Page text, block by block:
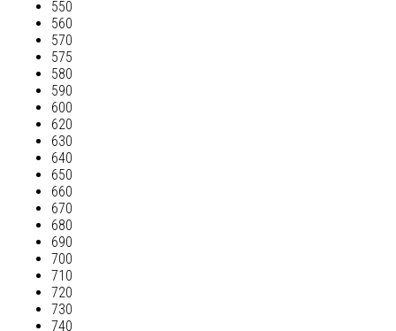
550
560
570
575
580
590
600
620
630
640
650
660
670
680
690
700
710
720
730
740